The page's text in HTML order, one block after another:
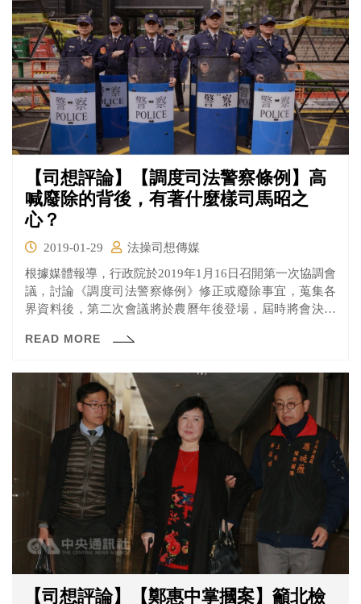
【司想評論】【調度司法警察條例】高
喊廢除的背後，有著什麼樣司馬昭之
心？
2019-01-29
法操司想傳媒
根據媒體報導，行政院於2019年1月16日召開第一次協調會
議，討論《調度司法警察條例》修正或廢除事宜，蒐集各
界資料後，第二次會議將於農曆年後登場，屆時將會決議
READ MORE
【司想評論】【鄭惠中掌摑案】籲北檢